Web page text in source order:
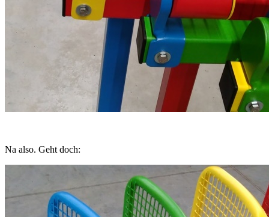
Na also. Geht doch: